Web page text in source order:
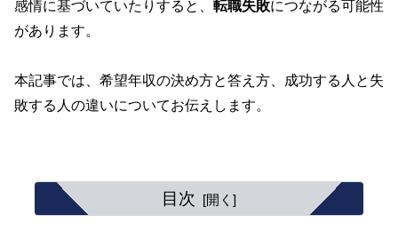
感情に基づいていたりすると、 転職失敗につながる可能性
があります。
本記事では、希望年収の決め方と答え方、成功する人と失
敗する人の違いについてお伝えします。
目次